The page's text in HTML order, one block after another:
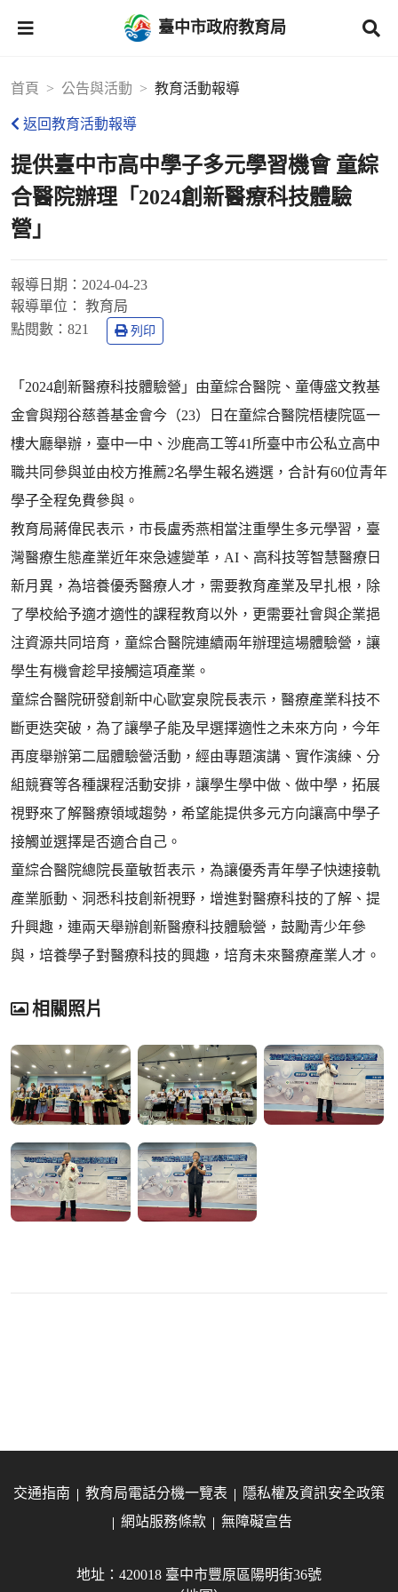
臺中市政府教育局
首頁 公告與活動 教育活動報導
返回教育活動報導
提供臺中市高中學子多元學習機會 童綜
合醫院辦理「2024創新醫療科技體驗
營」
報導日期： 2024-04-23
報導單位：
教育局
點閱數： 821 列印
「2024創新醫療科技體驗營」由童綜合醫院、童傳盛文教基
金會與翔谷慈善基金會今（23）日在童綜合醫院梧棲院區一
樓大廳舉辦，臺中一中、沙鹿高工等41所臺中市公私立高中
職共同參與並由校方推薦2名學生報名遴選，合計有60位青年
學子全程免費參與。
教育局蔣偉民表示，市長盧秀燕相當注重學生多元學習，臺
灣醫療生態產業近年來急遽變革，AI、高科技等智慧醫療日
新月異，為培養優秀醫療人才，需要教育產業及早扎根，除
了學校給予適才適性的課程教育以外，更需要社會與企業挹
注資源共同培育，童綜合醫院連續兩年辦理這場體驗營，讓
學生有機會趁早接觸這項產業。
童綜合醫院研發創新中心歐宴泉院長表示，醫療產業科技不
斷更迭突破，為了讓學子能及早選擇適性之未來方向，今年
再度舉辦第二屆體驗營活動，經由專題演講、實作演練、分
組競賽等各種課程活動安排，讓學生學中做、做中學，拓展
視野來了解醫療領域趨勢，希望能提供多元方向讓高中學子
接觸並選擇是否適合自己。
童綜合醫院總院長童敏哲表示，為讓優秀青年學子快速接軌
產業脈動、洞悉科技創新視野，增進對醫療科技的了解、提
升興趣，連兩天舉辦創新醫療科技體驗營，鼓勵青少年參
與，培養學子對醫療科技的興趣，培育未來醫療產業人才。
相關照片
交通指南 教育局電話分機一覽表
隱私權及資訊安全政策
網站服務條款
無障礙宣告
地址：420018 臺中市豐原區陽明街36號